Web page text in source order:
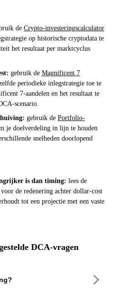
de Crypto-investeringscalculator
op historische cryptodata te
het resultaat per marktcyclus
gebruik de Magnificent 7
periodieke inlegstrategie toe te
7-aandelen en het resultaat te
scenario.
gebruik de Portfolio-
je doelverdeling in lijn te houden
snelheden doorlopend
is dan timing: lees de
voor de redenering achter dollar-cost
tot een projectie met een vaste
DCA-vragen